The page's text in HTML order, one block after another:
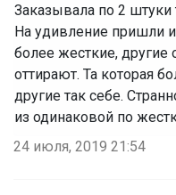
Заказывала по 2
На удивление пришли
более жесткие, другие
оттирают. Та которая
другие так себе.
из одинаковой по
24 июля, 2019 21:54